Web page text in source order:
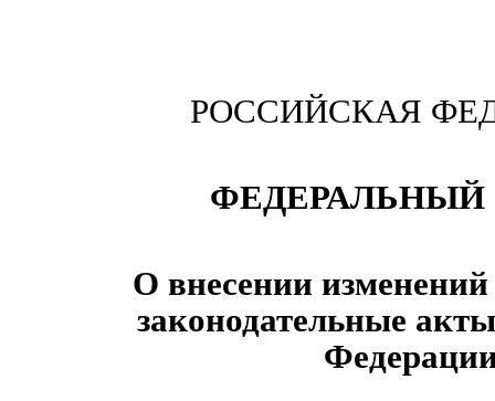
РОССИЙСКАЯ
ФЕДЕРАЛЬНЫЙ
О внесении
законодательные